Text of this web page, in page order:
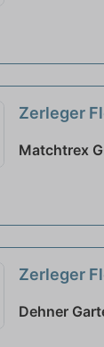
Zerleger
Matchtrex
Zerleger
Dehner